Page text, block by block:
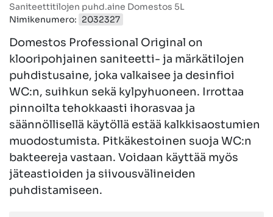
Saniteettitilojen puhd.aine Domestos 5L
Nimikenumero: 2032327
Domestos Professional Original on
klooripohjainen saniteetti- ja märkätilojen
puhdistusaine, joka valkaisee ja desinfioi
WC:n, suihkun sekä kylpyhuoneen. Irrottaa
pinnoilta tehokkaasti ihorasvaa ja
säännöllisellä käytöllä estää kalkkisaostumien
muodostumista. Pitkäkestoinen suoja WC:n
bakteereja vastaan. Voidaan käyttää myös
jäteastioiden ja siivousvälineiden
puhdistamiseen.